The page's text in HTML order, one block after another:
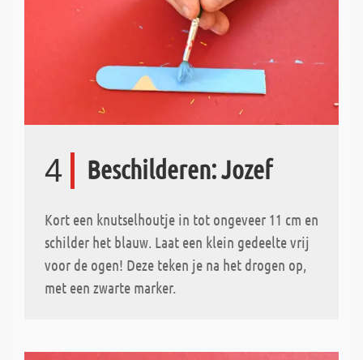
4 Beschilderen: Jozef
Kort een knutselhoutje in tot ongeveer 11 cm en
schilder het blauw. Laat een klein gedeelte vrij
voor de ogen! Deze teken je na het drogen op,
met een zwarte marker.